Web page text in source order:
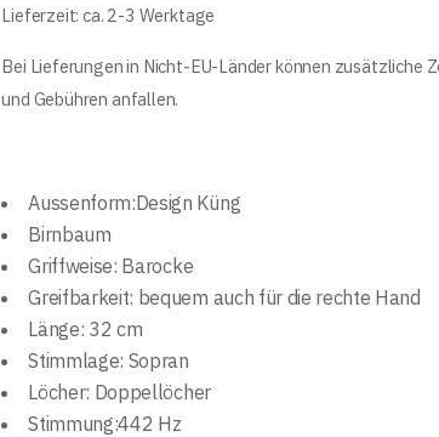
Lieferzeit: ca. 2-3 Werktage
Bei Lieferungen in Nicht-EU-Länder können zusätzliche
und Gebühren anfallen.
Aussenform:Design Küng
Birnbaum
Griffweise: Barocke
Greifbarkeit: bequem auch für die rechte Hand
Länge: 32 cm
Stimmlage: Sopran
Löcher: Doppellöcher
Stimmung:442 Hz